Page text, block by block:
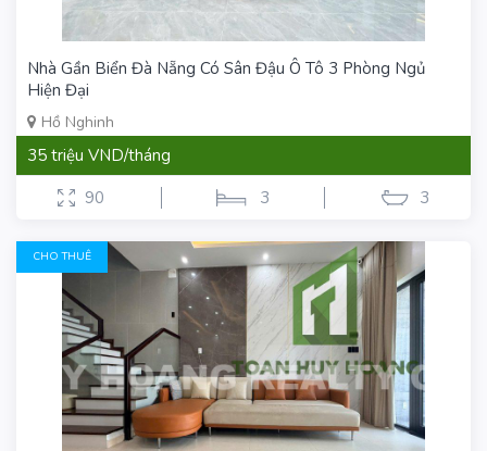
Nhà Gần Biển Đà Nẵng Có Sân Đậu Ô Tô 3 Phòng Ngủ
Hiện Đại
Hồ Nghinh
35 triệu VND/tháng
90
3 3
CHO THUÊ